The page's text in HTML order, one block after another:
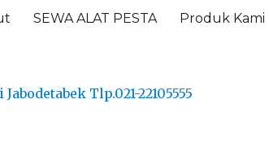
SEWA ALAT PESTA Produk Kami